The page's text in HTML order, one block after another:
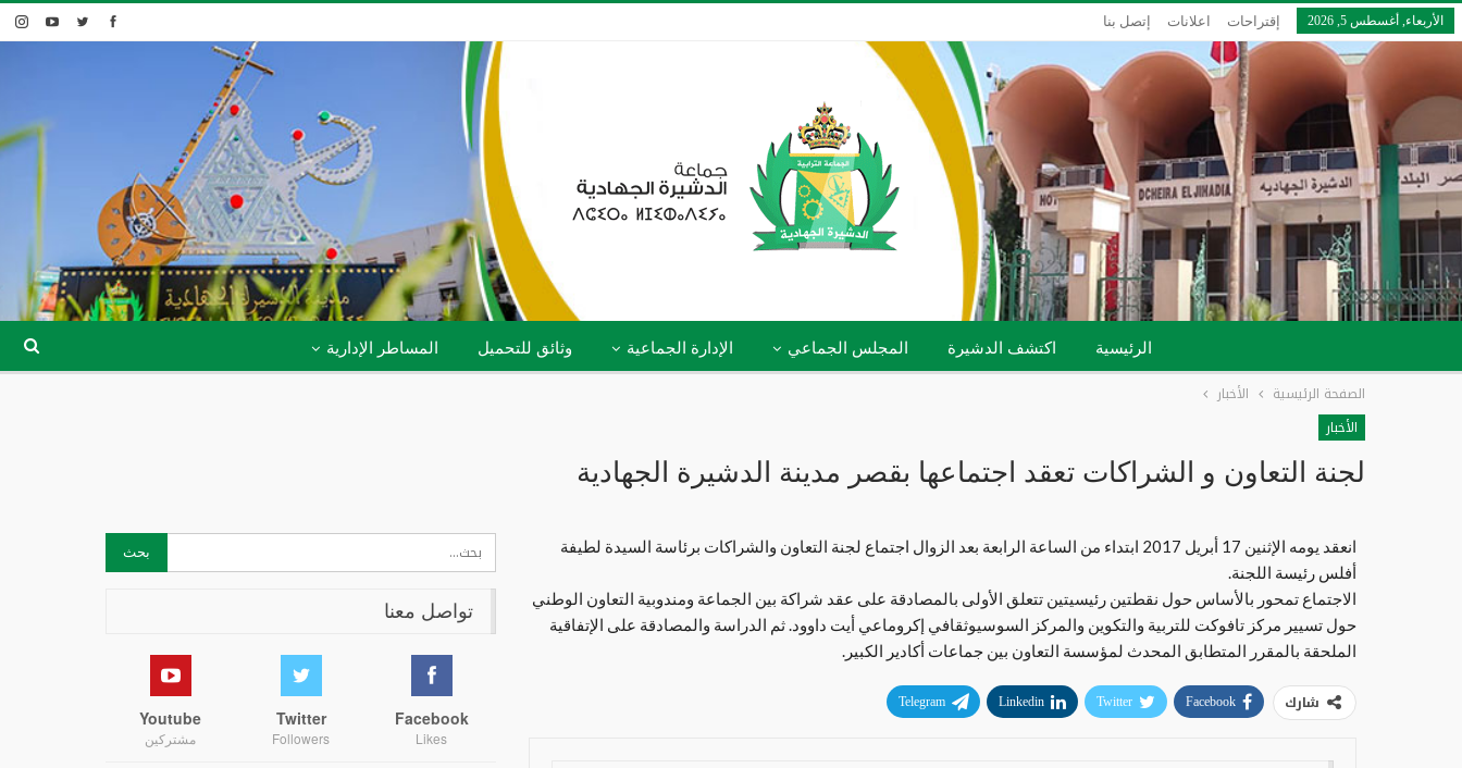
الأربعاء, أغسطس 5, 2026 إقتراحات اعلانات إتصل بنا
الرئيسية اكتشف الدشيرة المجلس الجماعي الإدارة الجماعية وثائق للتحميل المساطر الإدارية
الصفحة الرئيسية
الأخبار
الأخبار
لجنة التعاون و الشراكات تعقد اجتماعها بقصر مدينة الدشيرة الجهادية
انعقد يومه الإثنين 17 أبريل 2017 ابتداء من الساعة الرابعة بعد الزوال اجتماع لجنة التعاون والشراكات برئاسة السيدة لطيفة
أفلس رئيسة اللجنة.
الاجتماع تمحور بالأساس حول نقطتين رئيسيتين تتعلق الأولى بالمصادقة على عقد شراكة بين الجماعة ومندوبية التعاون الوطني
حول تسيير مركز تافوكت للتربية والتكوين والمركز السوسيوثقافي إكروماعي أيت داوود. ثم الدراسة والمصادقة على الإتفاقية
الملحقة بالمقرر المتطابق المحدث لمؤسسة التعاون بين جماعات أكادير الكبير.
شارك Facebook
Twitter
Linkedin
Telegram
تواصل معنا
Facebook
Likes
Twitter
Followers
Youtube
مشتركين